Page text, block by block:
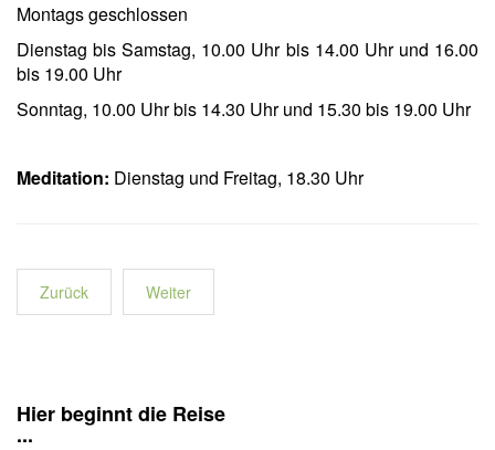
Montags geschlossen
Dienstag bis Samstag, 10.00 Uhr bis 14.00 Uhr und 16.00
bis 19.00 Uhr
Sonntag, 10.00 Uhr bis 14.30 Uhr und 15.30 bis 19.00 Uhr
Meditation: Dienstag und Freitag, 18.30 Uhr
Zurück Weiter
Hier beginnt die Reise
...